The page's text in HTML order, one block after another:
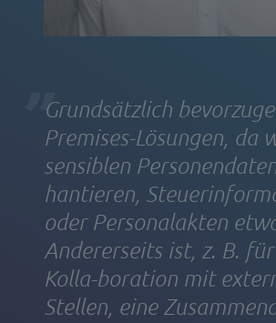
Grundsätzlich
Premises-Lösungen, da
sensiblen
hantieren,
oder Personalakten
Andererseits ist, z. B.
Kolla-boration mit
Stellen, eine